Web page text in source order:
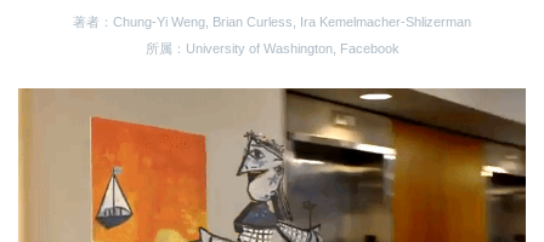
著者：Chung-Yi Weng, Brian Curless, Ira Kemelmacher-Shlizerman
所属：University of Washington, Facebook